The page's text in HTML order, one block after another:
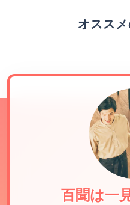
オスス
百聞は一